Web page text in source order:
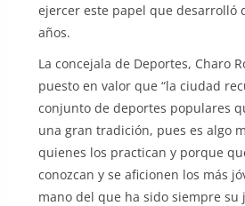
ejercer este papel que desarrolló
años.
La concejala de Deportes, Charo
puesto en valor que “la ciudad
conjunto de deportes populares
una gran tradición, pues es algo
quienes los practican y porque
conozcan y se aficionen los más
mano del que ha sido siempre su